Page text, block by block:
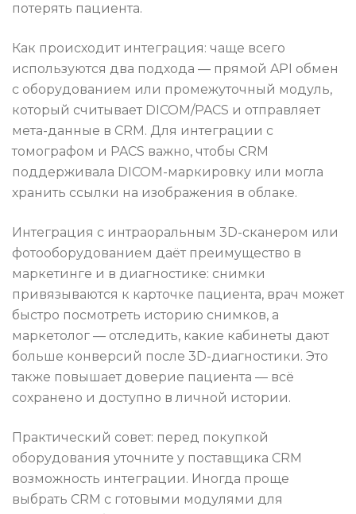
потерять пациента.
Как происходит интеграция: чаще всего
используются два подхода — прямой API обмен
с оборудованием или промежуточный модуль,
который считывает DICOM/PACS и отправляет
мета-данные в CRM. Для интеграции с
томографом и PACS важно, чтобы CRM
поддерживала DICOM-маркировку или могла
хранить ссылки на изображения в облаке.
Интеграция с интраоральным 3D-сканером или
фотооборудованием даёт преимущество в
маркетинге и в диагностике: снимки
привязываются к карточке пациента, врач может
быстро посмотреть историю снимков, а
маркетолог — отследить, какие кабинеты дают
больше конверсий после 3D-диагностики. Это
также повышает доверие пациента — всё
сохранено и доступно в личной истории.
Практический совет: перед покупкой
оборудования уточните у поставщика CRM
возможность интеграции. Иногда проще
выбрать CRM с готовыми модулями для